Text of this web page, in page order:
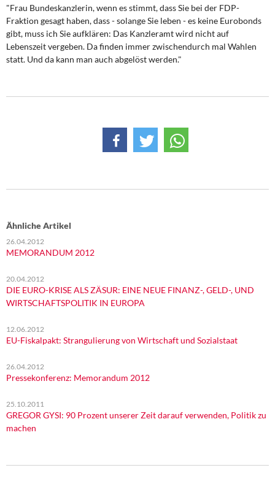
Institut Solidarische Moderne
Rosa-Luxemburg-Stiftung
"Frau Bundeskanzlerin, wenn es stimmt, dass Sie bei der FDP-
Fraktion gesagt haben, dass - solange Sie leben - es keine Eurobonds
gibt, muss ich Sie aufklären: Das Kanzleramt wird nicht auf
Lebenszeit vergeben. Da finden immer zwischendurch mal Wahlen
statt. Und da kann man auch abgelöst werden."
Ähnliche Artikel
26.04.2012
MEMORANDUM 2012
20.04.2012
DIE EURO-KRISE ALS ZÄSUR: EINE NEUE FINANZ-, GELD-, UND
WIRTSCHAFTSPOLITIK IN EUROPA
12.06.2012
EU-Fiskalpakt: Strangulierung von Wirtschaft und Sozialstaat
26.04.2012
Pressekonferenz: Memorandum 2012
25.10.2011
GREGOR GYSI: 90 Prozent unserer Zeit darauf verwenden, Politik zu
machen